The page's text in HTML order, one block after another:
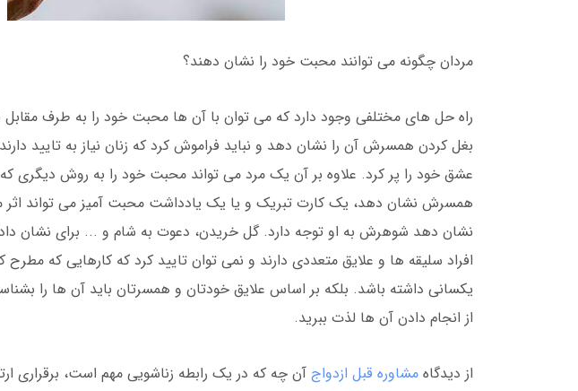
مردان چگونه می توانند محبت خود را نشان دهند؟
راه حل های مختلفی وجود دارد که می توان با آن ها محبت خود را به طرف مقابل
بغل کردن همسرش آن را نشان دهد و نباید فراموش کرد که زنان نیاز به تایید
عشق خود را پر کرد. علاوه بر آن یک مرد می تواند محبت خود را به روش دیگری
همسرش نشان دهد، یک کارت تبریک و یا یک یادداشت محبت آمیز می تواند اثر
نشان دهد شوهرش به او توجه دارد. گل خریدن، دعوت به شام و ... برای
افراد سلیقه ها و علایق متعددی دارند و نمی توان تایید کرد که کارهایی که مطرح
یکسانی داشته باشد. بلکه بر اساس علایق خودتان و همسرتان باید آن ها را
از انجام دادن آن ها لذت ببرید.
از دیدگاه مشاوره قبل ازدواج آن چه که در یک رابطه زناشویی مهم است، برقراری